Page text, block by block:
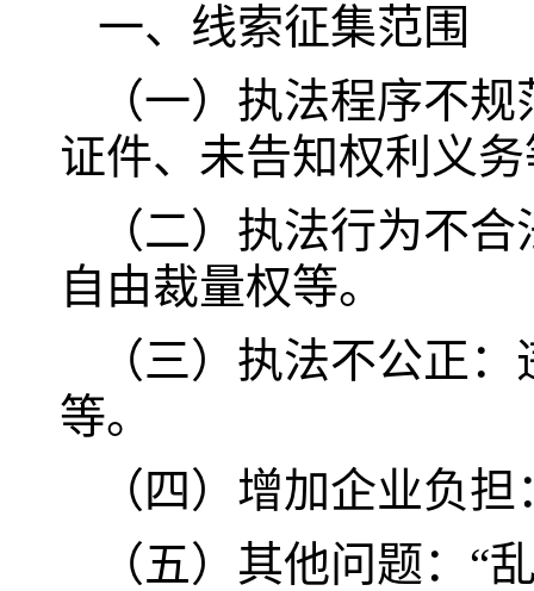
一、线索征集范围
（一）执法程序不
证件、未告知权利义
（二）执法行为不
自由裁量权等。
（三）执法不公正
等。
（四）增加企业负
（五）其他问题：“